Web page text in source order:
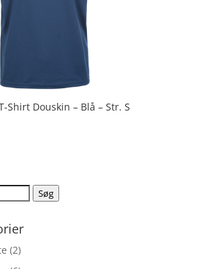
Shirt Douskin – Blå – Str. S
Søg
(2)